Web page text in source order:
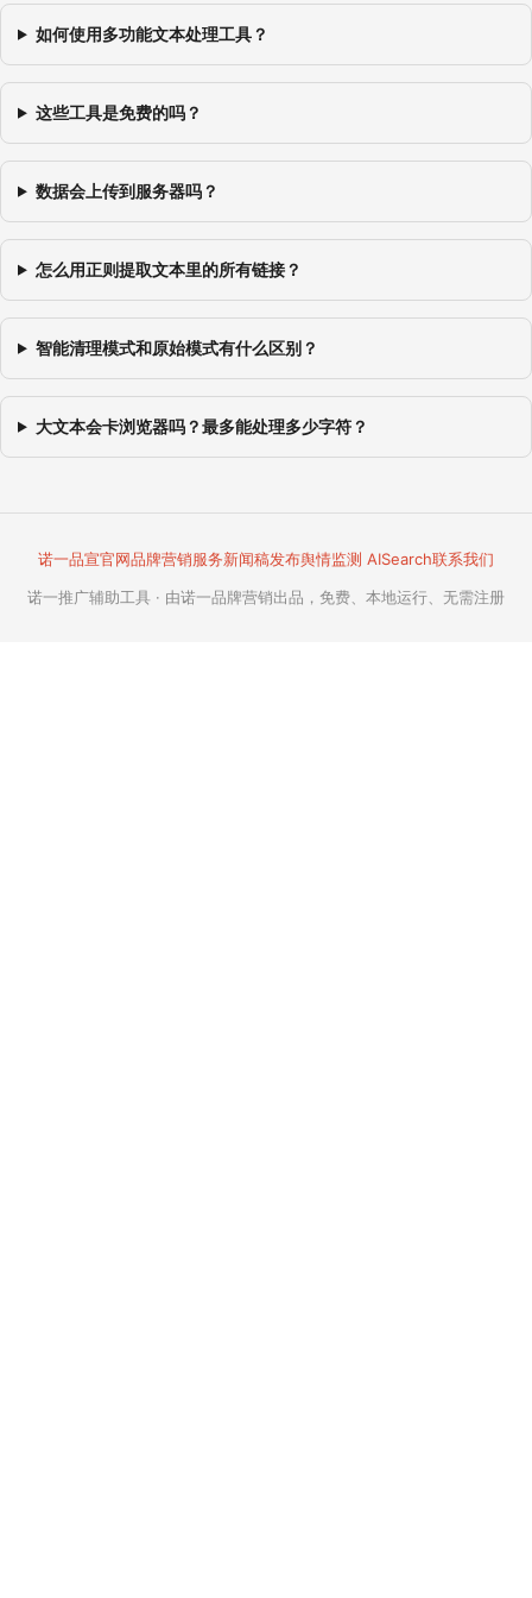
如何使用多功能文本处理工具？
这些工具是免费的吗？
数据会上传到服务器吗？
怎么用正则提取文本里的所有链接？
智能清理模式和原始模式有什么区别？
大文本会卡浏览器吗？最多能处理多少字符？
诺一品宣官网品牌营销服务新闻稿发布舆情监测 AISearch联系我们
诺一推广辅助工具 · 由诺一品牌营销出品，免费、本地运行、无需注册